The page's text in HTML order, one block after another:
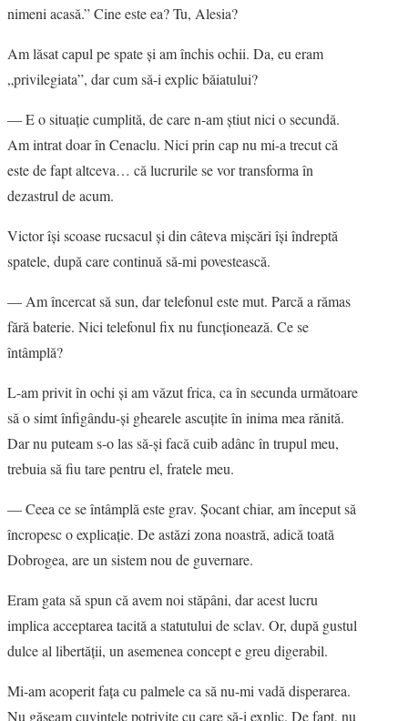
nimeni acasă.” Cine este ea? Tu, Alesia?
Am lăsat capul pe spate şi am închis ochii. Da, eu eram
„privilegiata”, dar cum să-i explic băiatului?
― E o situaţie cumplită, de care n-am ştiut nici o secundă.
Am intrat doar în Cenaclu. Nici prin cap nu mi-a trecut că
este de fapt altceva… că lucrurile se vor transforma în
dezastrul de acum.
Victor îşi scoase rucsacul şi din câteva mişcări îşi îndreptă
spatele, după care continuă să-mi povestească.
― Am încercat să sun, dar telefonul este mut. Parcă a rămas
fără baterie. Nici telefonul fix nu funcţionează. Ce se
întâmplă?
L-am privit în ochi şi am văzut frica, ca în secunda următoare
să o simt înfigându-şi ghearele ascuţite în inima mea rănită.
Dar nu puteam s-o las să-şi facă cuib adânc în trupul meu,
trebuia să fiu tare pentru el, fratele meu.
― Ceea ce se întâmplă este grav. Şocant chiar, am început să
încropesc o explicaţie. De astăzi zona noastră, adică toată
Dobrogea, are un sistem nou de guvernare.
Eram gata să spun că avem noi stăpâni, dar acest lucru
implica acceptarea tacită a statutului de sclav. Or, după gustul
dulce al libertăţii, un asemenea concept e greu digerabil.
Mi-am acoperit faţa cu palmele ca să nu-mi vadă disperarea.
Nu găseam cuvintele potrivite cu care să-i explic. De fapt, nu